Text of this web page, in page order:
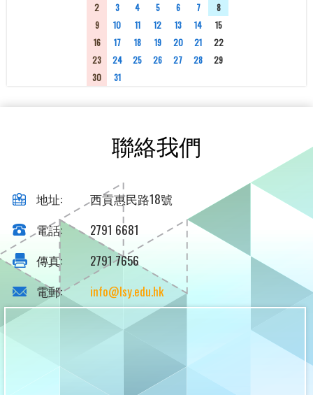
2
3 4 5 6 7
8
9
10 11 12 13 14
15
16
17 18 19 20 21
22
23
24 25 26 27 28
29
30
31
聯絡我們
地址:
西貢惠民路18號
電話:
2791 6681
傳真:
2791 7656
電郵:
info@lsy.edu.hk